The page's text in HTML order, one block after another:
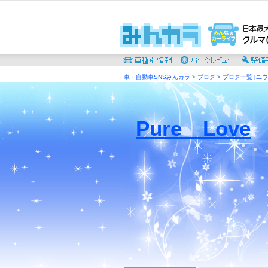
車・自動車SNSみんカラ > ブログ > ブログ一覧 [ユ
Pure Love